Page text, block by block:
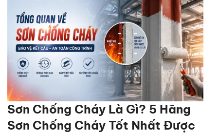
Sơn Chống Cháy Là Gì? 5 Hãng
Sơn Chống Cháy Tốt Nhất Được